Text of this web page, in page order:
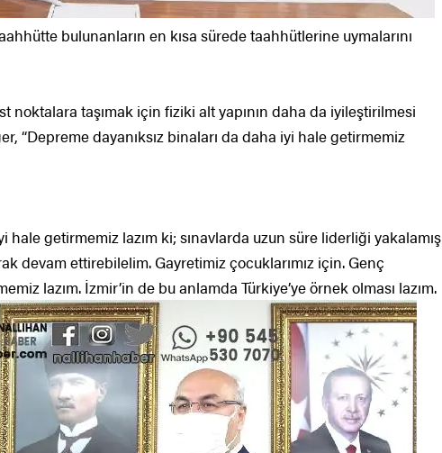
bulunanların en kısa sürede taahhütlerine uymalarını
noktalara taşımak için fiziki alt yapının daha da iyileştirilmesi
“Depreme dayanıksız binaları da daha iyi hale getirmemiz
hale getirmemiz lazım ki; sınavlarda uzun süre liderliği yakalamış
devam ettirebilelim. Gayretimiz çocuklarımız için. Genç
lazım. İzmir’in de bu anlamda Türkiye’ye örnek olması lazım.